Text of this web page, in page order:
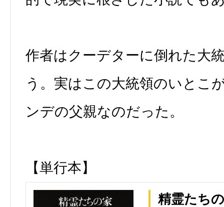
作者はクーデターに倒れた大
う。実はこの大統領のいとこ
ンデの父親なのだった。
【単行本】
精霊たち